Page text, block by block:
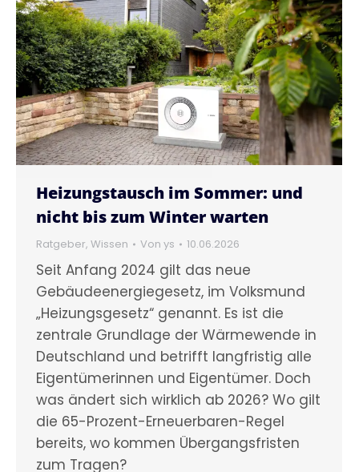
Heizungstausch im Sommer: und
nicht bis zum Winter warten
Ratgeber, Wissen Von ys 10.06.2026
Seit Anfang 2024 gilt das neue
Gebäudeenergiegesetz, im Volksmund
„Heizungsgesetz“ genannt. Es ist die
zentrale Grundlage der Wärmewende in
Deutschland und betrifft langfristig alle
Eigentümerinnen und Eigentümer. Doch
was ändert sich wirklich ab 2026? Wo gilt
die 65-Prozent-Erneuerbaren-Regel
bereits, wo kommen Übergangsfristen
zum Tragen?